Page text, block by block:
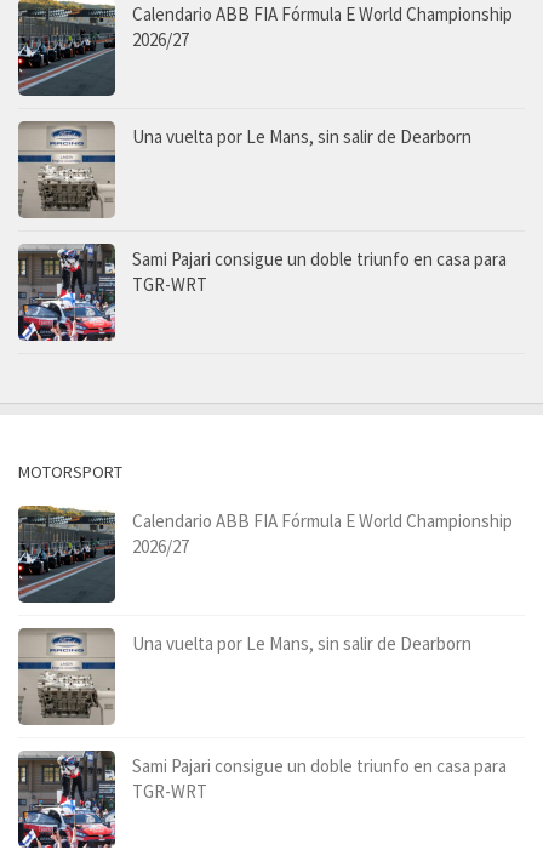
Calendario ABB FIA Fórmula E World Championship
2026/27
Una vuelta por Le Mans, sin salir de Dearborn
Sami Pajari consigue un doble triunfo en casa para
TGR-WRT
MOTORSPORT
Calendario ABB FIA Fórmula E World Championship
2026/27
Una vuelta por Le Mans, sin salir de Dearborn
Sami Pajari consigue un doble triunfo en casa para
TGR-WRT